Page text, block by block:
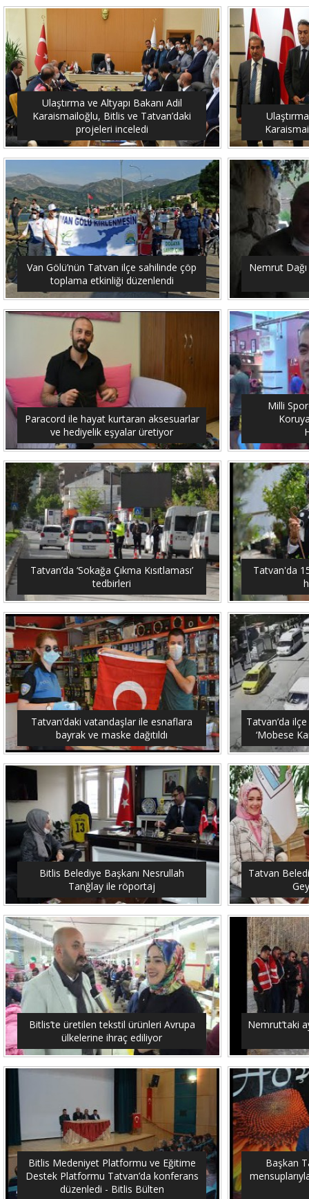
Ulaştırma ve Altyapı Bakanı Adil
Karaismailoğlu, Bitlis ve Tatvan’daki
projeleri inceledi
Van Gölü’nün Tatvan ilçe sahilinde çöp
toplama etkinliği düzenlendi
Nemrut
Paracord ile hayat kurtaran aksesuarlar
ve hediyelik eşyalar üretiyor
Milli
Tatvan’da ‘Sokağa Çıkma Kısıtlaması’
tedbirleri
Tatvan'da
Tatvan’daki vatandaşlar ile esnaflara
bayrak ve maske dağıtıldı
Tatvan’da
‘Mobese
Bitlis Belediye Başkanı Nesrullah
Tanğlay ile röportaj
Tatvan
Bitlis’te üretilen tekstil ürünleri Avrupa
ülkelerine ihraç ediliyor
Nemrut’taki
Bitlis Medeniyet Platformu ve Eğitime
Destek Platformu Tatvan’da konferans
düzenledi - Bitlis Bülten
Başkan